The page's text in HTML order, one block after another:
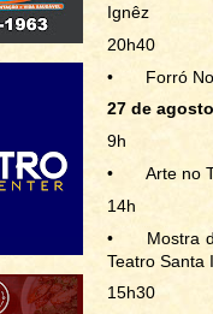
Ignêz
20h40
•
Forró
27 de
9h
•
Arte no
14h
•
Mostra
Teatro Santa
15h30